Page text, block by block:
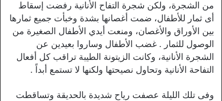
من الشجرة، ولكن شجرة التفاح الأنانية رفضت إسقاط
أى ثمار للأطفال، ضمت أغصانها بشدة وخبأت جميع ثمارها
بين الأوراق والأغصان، ومنعت أيدي الأطفال الصغيرة من
الوصول للثمار . غضب الأطفال وساروا بعيدين عن
الشجرة الأنانية، وكانت الزيتونة الطيبة تراقب كل أفعال
التفاحة الأنانية وتحاول نصيحتها ولكنها لا تستمع أبداً .
وفى تلك الليلة عصفت رياح شديدة بالحديقة وتساقطت